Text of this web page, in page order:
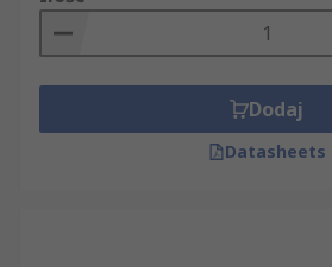
Dodaj
Datasheets